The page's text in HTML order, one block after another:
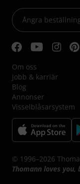
Ångra
Om oss
Jobb & karriär
Blog
Annonser
Visselblåsarsystem
© 1996–2026
Thomann loves you,